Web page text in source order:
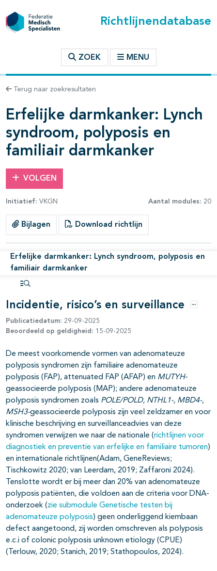
Richtlijnendatabase
ZOEK MENU
Terug naar zoekresultaten
Erfelijke darmkanker: Lynch
syndroom, polyposis en
familiair darmkanker
VOLGEN
Initiatief: VKGN Aantal modules: 20
Bijlagen Download richtlijn
Erfelijke darmkanker: Lynch syndroom, polyposis en
familiair darmkanker
openklappen
open- en dichtklappen
open- en dichtklappen
Incidentie, risico’s en surveillance Opties
Publicatiedatum: 29-09-2025
Beoordeeld op geldigheid: 15-09-2025
De meest voorkomende vormen van adenomateuze
polyposis syndromen zijn familiaire adenomateuze
polyposis (FAP), attenuated FAP (AFAP) en MUTYH-
geassocieerde polyposis (MAP); andere adenomateuze
polyposis syndromen zoals POLE/POLD, NTHL1-, MBD4-,
MSH3-geassocieerde polyposis zijn veel zeldzamer en voor
klinische beschrijving en surveillanceadvies van deze
syndromen verwijzen we naar de nationale (richtlijnen voor
diagnostiek en preventie van erfelijke en familiaire tumoren)
en internationale richtlijnen(Adam, GeneReviews;
Tischkowitz 2020; van Leerdam, 2019; Zaffaroni 2024).
Tenslotte wordt er bij meer dan 20% van adenomateuze
polyposis patiënten, die voldoen aan de criteria voor DNA-
onderzoek (zie submodule Genetische testen bij
adenomateuze polyposis) geen onderliggend kiembaan
defect aangetoond, zij worden omschreven als polyposis
e.c.i of colonic polyposis unknown etiology (CPUE)
(Terlouw, 2020; Stanich, 2019; Stathopoulos, 2024).